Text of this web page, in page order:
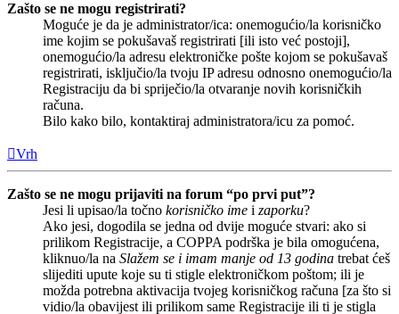
Zašto se ne mogu registrirati?
Moguće je da je administrator/ica: onemogućio/la korisničko
ime kojim se pokušavaš registrirati [ili isto već postoji],
onemogućio/la adresu elektroničke pošte kojom se pokušavaš
registrirati, isključio/la tvoju IP adresu odnosno onemogućio/la
Registraciju da bi spriječio/la otvaranje novih korisničkih
računa.
Bilo kako bilo, kontaktiraj administratora/icu za pomoć.
Vrh
Zašto se ne mogu prijaviti na forum “po prvi put”?
Jesi li upisao/la točno korisničko ime i zaporku?
Ako jesi, dogodila se jedna od dvije moguće stvari: ako si
prilikom Registracije, a COPPA podrška je bila omogućena,
kliknuo/la na Slažem se i imam manje od 13 godina trebat ćeš
slijediti upute koje su ti stigle elektroničkom poštom; ili je
možda potrebna aktivacija tvojeg korisničkog računa [za što si
vidio/la obavijest ili prilikom same Registracije ili ti je stigla